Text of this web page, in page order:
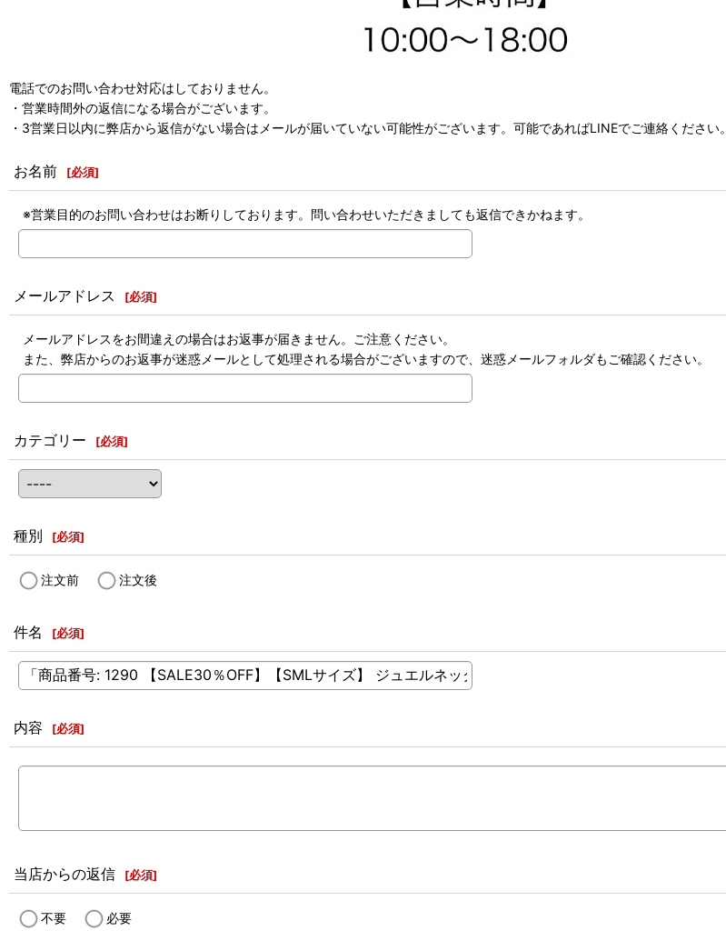
電話でのお問い合わせ対応はしておりません。
・営業時間外の返信になる場合がございます。
・3営業日以内に弊店から返信がない場合はメールが届いていない可能性がございます。可能であればLINEでご連絡ください。
お名前 [必須]
※営業目的のお問い合わせはお断りしております。問い合わせいただきましても返信できかねます。
メールアドレス [必須]
メールアドレスをお間違えの場合はお返事が届きません。ご注意ください。
また、弊店からのお返事が迷惑メールとして処理される場合がございますので、迷惑メールフォルダもご確認ください。
カテゴリー [必須]
種別 [必須]
注文前 注文後
件名 [必須]
内容 [必須]
当店からの返信 [必須]
不要 必要